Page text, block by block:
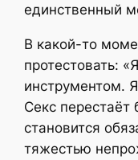
единственный
В какой-то
протестовать:
инструментом.
Секс перестаёт
становится
тяжестью